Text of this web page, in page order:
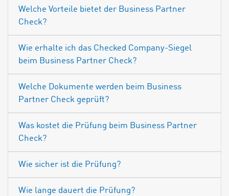
Welche Vorteile bietet der Business Partner
Check?
Wie erhalte ich das Checked Company-Siegel
beim Business Partner Check?
Welche Dokumente werden beim Business
Partner Check geprüft?
Was kostet die Prüfung beim Business Partner
Check?
Wie sicher ist die Prüfung?
Wie lange dauert die Prüfung?